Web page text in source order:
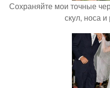
Сохраняйте мои точные
скул, носа и